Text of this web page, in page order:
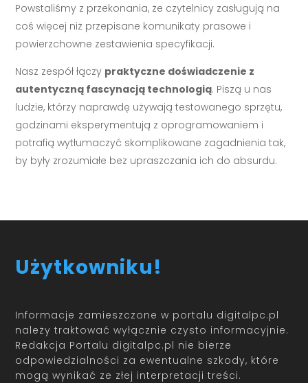
Powstaliśmy z przekonania, że czytelnicy zasługują na
coś więcej niż przepisane komunikaty prasowe i
powierzchowne zestawienia specyfikacji.
Nasz zespół łączy praktyczne doświadczenie z
autentyczną fascynacją technologią. Piszą u nas
ludzie, którzy naprawdę używają testowanego sprzętu,
godzinami eksperymentują z oprogramowaniem i
potrafią wytłumaczyć skomplikowane zagadnienia tak,
by były zrozumiałe bez upraszczania ich do absurdu.
Użytkowniku!
Informacje zamieszczone w portalu digitalpc.pl
należy traktować wyłącznie czysto informacyjnie.
Redakcja Portalu digitalpc.pl nie bierze
odpowiedzialności za ewentualne szkody, które
mogą wynikać ze złej interpretacji treści.